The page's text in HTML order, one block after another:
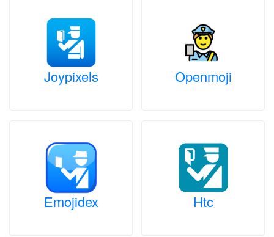
Joypixels Openmoji
Emojidex Htc